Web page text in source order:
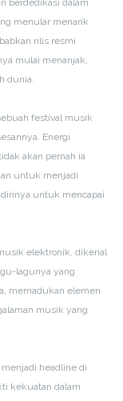
berdedikasi dalam
menular menarik
rilis resmi
mulai menanjak,
dunia.
festival musik
Energi
akan pernah ia
untuk menjadi
untuk mencapai
elektronik, dikenal
lagunya yang
memadukan elemen
musik yang
headline di
kekuatan dalam